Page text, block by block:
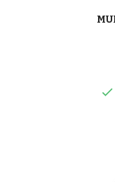
